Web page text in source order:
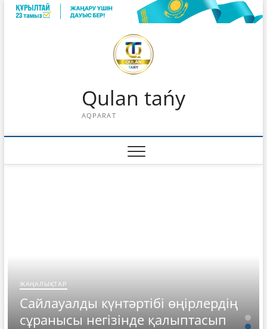
Skip
Qulan tańy
AQPARAT
ЖАҢАЛЫҚТАР
Сайлауалды күнтәртібі өңірлердің
сұранысы негізінде қалыптасып